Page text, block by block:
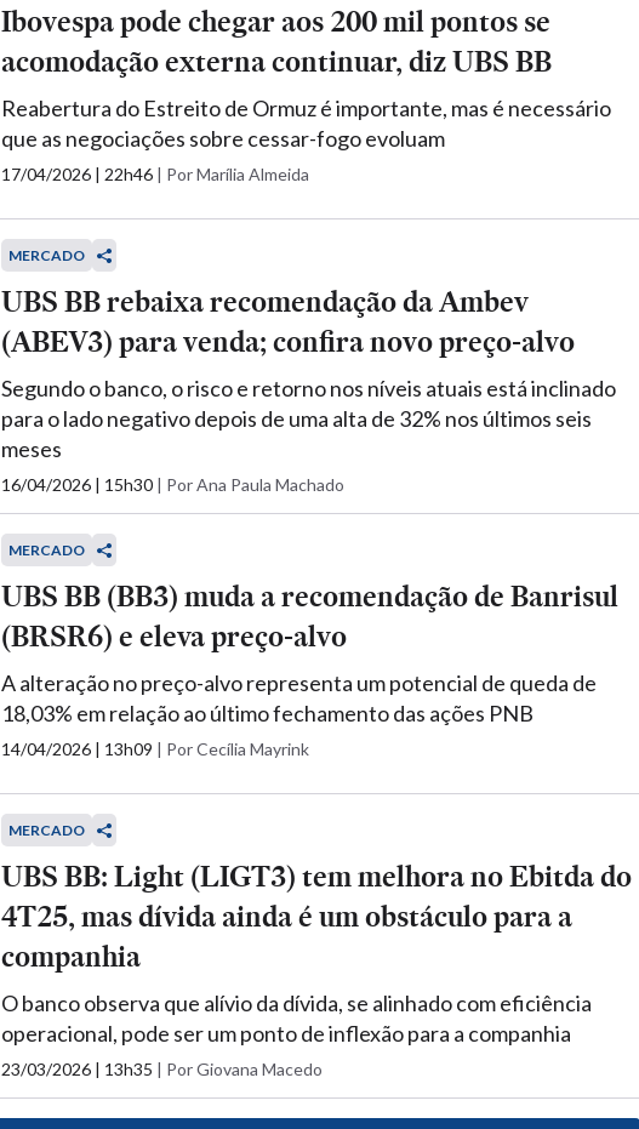
Ibovespa pode chegar aos 200 mil pontos se
acomodação externa continuar, diz UBS BB
Reabertura do Estreito de Ormuz é importante, mas é necessário
que as negociações sobre cessar-fogo evoluam
17/04/2026 | 22h46 | Por Marília Almeida
MERCADO
UBS BB rebaixa recomendação da Ambev
(ABEV3) para venda; confira novo preço-alvo
Segundo o banco, o risco e retorno nos níveis atuais está inclinado
para o lado negativo depois de uma alta de 32% nos últimos seis
meses
16/04/2026 | 15h30 | Por Ana Paula Machado
MERCADO
UBS BB (BB3) muda a recomendação de Banrisul
(BRSR6) e eleva preço-alvo
A alteração no preço-alvo representa um potencial de queda de
18,03% em relação ao último fechamento das ações PNB
14/04/2026 | 13h09 | Por Cecília Mayrink
MERCADO
UBS BB: Light (LIGT3) tem melhora no Ebitda do
4T25, mas dívida ainda é um obstáculo para a
companhia
O banco observa que alívio da dívida, se alinhado com eficiência
operacional, pode ser um ponto de inflexão para a companhia
23/03/2026 | 13h35 | Por Giovana Macedo